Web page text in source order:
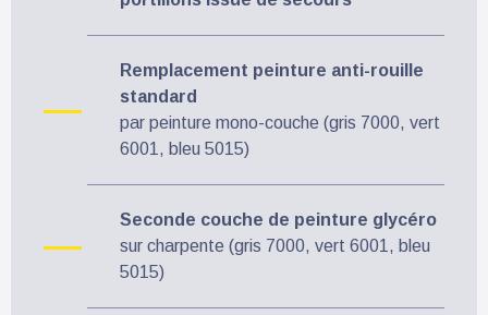
Remplacement peinture anti-rouille
standard
par peinture mono-couche (gris 7000, vert
6001, bleu 5015)
Seconde couche de peinture glycéro
sur charpente (gris 7000, vert 6001, bleu
5015)